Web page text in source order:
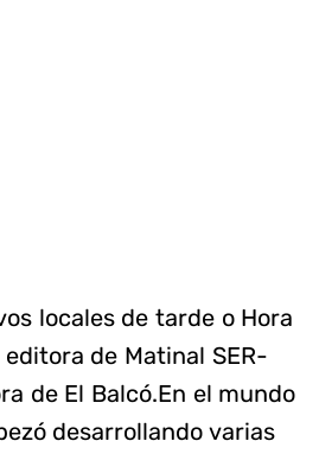
locales de tarde o Hora
de Matinal SER-
de El Balcó.En el mundo
desarrollando varias